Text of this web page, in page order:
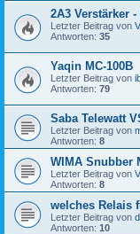
2A3 Verstärker
Letzter Beitrag von
Antworten: 35
Yaqin MC-100B
Letzter Beitrag von
Antworten: 79
Saba Telewatt
Letzter Beitrag von
Antworten: 8
WIMA Snubber
Letzter Beitrag von
Antworten: 8
welches Relais
Letzter Beitrag von
Antworten: 10